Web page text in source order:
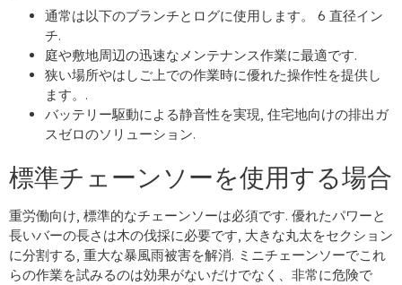
通常は以下のブランチとログに使用します。 6 直径イン
チ.
庭や敷地周辺の迅速なメンテナンス作業に最適です.
狭い場所やはしご上での作業時に優れた操作性を提供し
ます。.
バッテリー駆動による静音性を実現, 住宅地向けの排出ガ
スゼロのソリューション.
標準チェーンソーを使用する場合
重労働向け, 標準的なチェーンソーは必須です. 優れたパワーと
長いバーの長さは木の伐採に必要です, 大きな丸太をセクション
に分割する, 重大な暴風雨被害を解消. ミニチェーンソーでこれ
らの作業を試みるのは効果がないだけでなく、非常に危険で